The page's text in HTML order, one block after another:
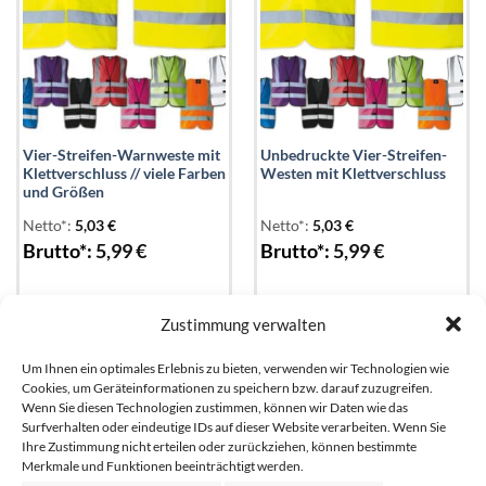
Zustimmung verwalten
Um Ihnen ein optimales Erlebnis zu bieten, verwenden wir Technologien wie
Cookies, um Geräteinformationen zu speichern bzw. darauf zuzugreifen.
Wenn Sie diesen Technologien zustimmen, können wir Daten wie das
Surfverhalten oder eindeutige IDs auf dieser Website verarbeiten. Wenn Sie
Ihre Zustimmung nicht erteilen oder zurückziehen, können bestimmte
Merkmale und Funktionen beeinträchtigt werden.
Vier-Streifen-Warnweste mit
Klettverschluss // viele Farben
und Größen
Netto*: 5,03€
Brutto*:5,99€
Unbedruckte Vier-Streifen-
Westen mit Klettverschluss
Netto*: 5,03€
Brutto*:5,99€
ÜBER UNS